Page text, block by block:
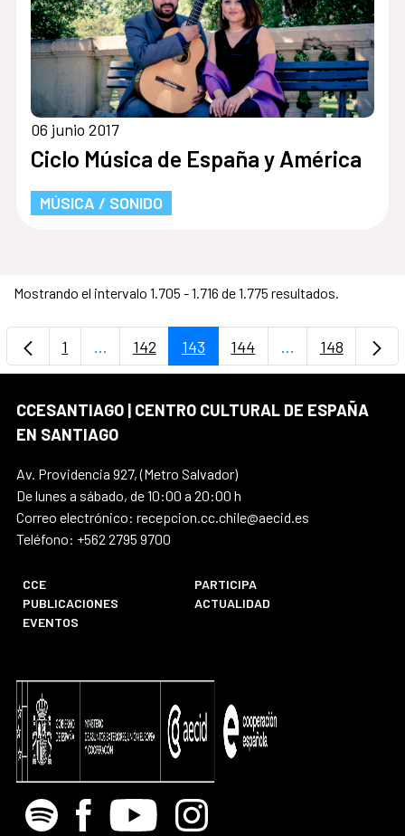
06 junio 2017
Ciclo Música de España y América
MÚSICA / SONIDO
Mostrando el intervalo 1.705 - 1.716 de 1.775 resultados.
Página
1 ...Páginas intermedias Use TAB para
Página
142 Página
143 Página
144 ...PáginasPágina
148
CCESANTIAGO | CENTRO CULTURAL DE ESPAÑA
EN SANTIAGO
Av. Providencia 927, (Metro Salvador)
De lunes a sábado, de 10:00 a 20:00 h
Correo electrónico: recepcion.cc.chile@aecid.es
Teléfono: +562 2795 9700
CCE
PARTICIPA
PUBLICACIONES
ACTUALIDAD
EVENTOS
Spotify Facebook
Youtube Instagram